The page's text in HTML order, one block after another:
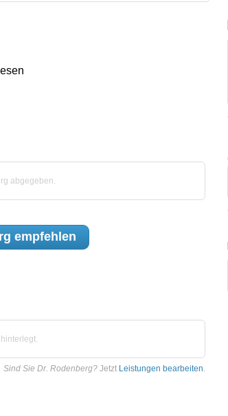
abgegeben.
empfehlen
Sind Sie Dr. Rodenberg? Jetzt Leistungen bearbeiten.